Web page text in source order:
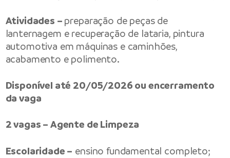
Atividades – preparação de peças de
lanternagem e recuperação de lataria, pintura
automotiva em máquinas e caminhões,
acabamento e polimento.
Disponível até 20/05/2026 ou encerramento
da vaga
2 vagas – Agente de Limpeza
Escolaridade – ensino fundamental completo;